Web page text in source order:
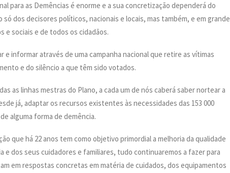
para as Demências é enorme e a sua concretização dependerá do
dos decisores políticos, nacionais e locais, mas também, e em grande
e sociais e de todos os cidadãos.
e informar através de uma campanha nacional que retire as vítimas
e do silêncio a que têm sido votados.
as linhas mestras do Plano, a cada um de nós caberá saber nortear a
já, adaptar os recursos existentes às necessidades das 153 000
alguma forma de demência.
que há 22 anos tem como objetivo primordial a melhoria da qualidade
e dos seus cuidadores e familiares, tudo continuaremos a fazer para
em respostas concretas em matéria de cuidados, dos equipamentos